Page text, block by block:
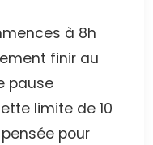
à 8h
finir au
pause
limite de 10
pour